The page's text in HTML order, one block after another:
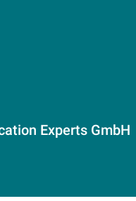
Experts GmbH